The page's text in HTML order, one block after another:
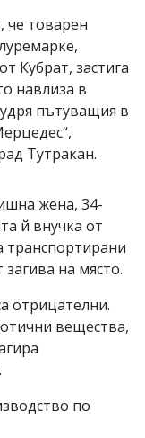
че товарен
Кубрат, застига
навлиза в
пътуващия в
Тутракан.
жена, 34-
й внучка от
транспортирани
на място.
отрицателни.
вещества,
по